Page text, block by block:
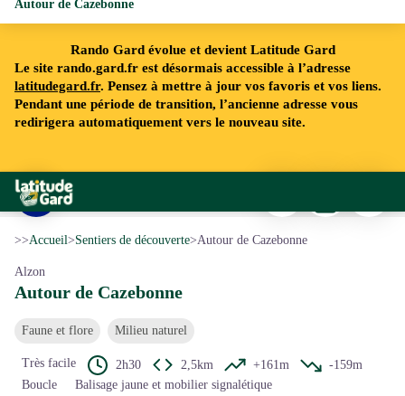
Rando Gard évolue et devient Latitude Gard
Le site rando.gard.fr est désormais accessible à l’adresse
latitudegard.fr. Pensez à mettre à jour vos favoris et vos liens.
Pendant une période de transition, l’ancienne adresse vous
redirigera automatiquement vers le nouveau site.
Rando Gard
Autour de Cazebonne
Voir l'image en plein écran
>>Accueil>Sentiers de découverte>Autour de Cazebonne
Alzon
Autour de Cazebonne
Faune et flore Milieu naturel
Très facile 2h30 2,5km +161m
-159m
Boucle
Balisage jaune et mobilier signalétique